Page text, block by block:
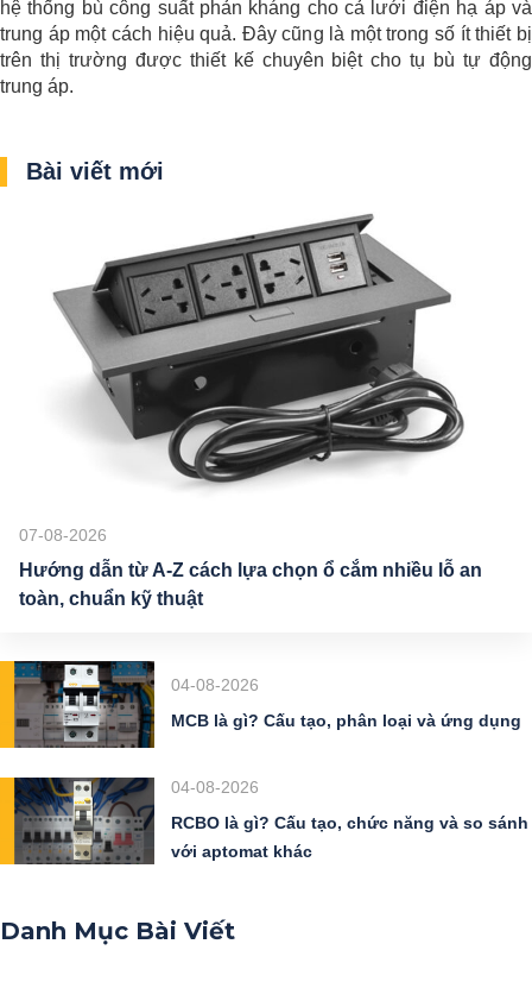
hệ thống bù công suất phản kháng cho cả lưới điện hạ áp và
trung áp một cách hiệu quả. Đây cũng là một trong số ít thiết bị
trên thị trường được thiết kế chuyên biệt cho tụ bù tự động
trung áp.
Bài viết mới
07-08-2026
Hướng dẫn từ A-Z cách lựa chọn ổ cắm nhiều lỗ an
toàn, chuẩn kỹ thuật
04-08-2026
MCB là gì? Cấu tạo, phân loại và ứng dụng
04-08-2026
RCBO là gì? Cấu tạo, chức năng và so sánh
với aptomat khác
Danh Mục Bài Viết